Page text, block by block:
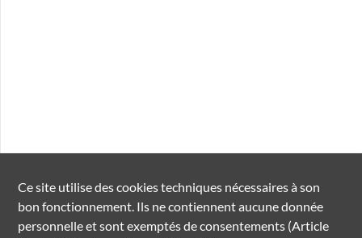
Ce site utilise descookiestechniques nécessaires à son
bon fonctionnement. Ils ne contiennent aucune donnée
personnelle et sont exemptés de consentements (Article